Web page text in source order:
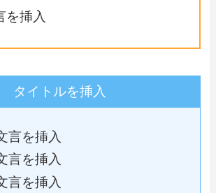
を挿入
タイトルを挿入
言を挿入
言を挿入
言を挿入